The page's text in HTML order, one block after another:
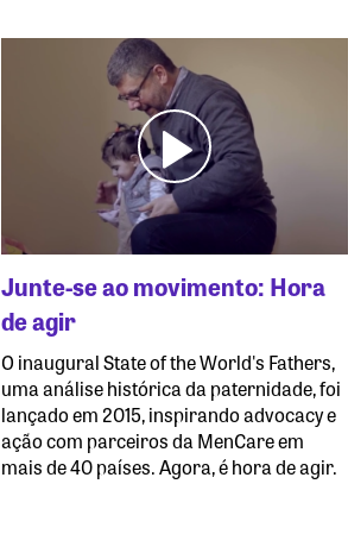
Junte-se ao movimento: Hora
de agir
O inaugural State of the World's Fathers,
uma análise histórica da paternidade, foi
lançado em 2015, inspirando advocacy e
ação com parceiros da MenCare em
mais de 40 países. Agora, é hora de agir.